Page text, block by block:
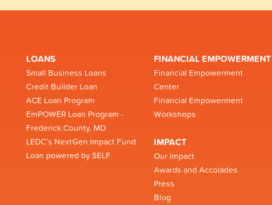
LOANS
Small Business Loans
Credit Builder Loan
ACE Loan Program
EmPOWER Loan Program -
Frederick County, MD
LEDC’s NextGen Impact Fund
Loan powered by SELF
FINANCIAL EMPOWERMENT
Financial Empowerment
Center
Financial Empowerment
Workshops
IMPACT
Our Impact
Awards and Accolades
Press
Blog